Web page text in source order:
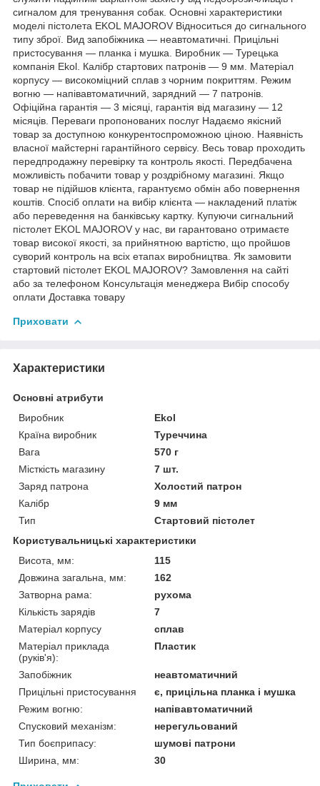
сигналом для тренування собак. Основні характеристики
моделі пістолета EKOL MAJOROV Відноситься до сигнального
типу зброї. Вид запобіжника — неавтоматичні. Прицільні
пристосування — планка і мушка. Виробник — Турецька
компанія Ekol. Калібр стартових патронів — 9 мм. Матеріал
корпусу — високоміцний сплав з чорним покриттям. Режим
вогню — напівавтоматичний, зарядний — 7 патронів.
Офіційна гарантія — 3 місяці, гарантія від магазину — 12
місяців. Переваги пропонованих послуг Надаємо якісний
товар за доступною конкурентоспроможною ціною. Наявність
власної майстерні гарантійного сервісу. Весь товар проходить
передпродажну перевірку та контроль якості. Передбачена
можливість побачити товар у роздрібному магазині. Якщо
товар не підійшов клієнта, гарантуємо обмін або повернення
коштів. Спосіб оплати на вибір клієнта — накладений платіж
або переведення на банківську картку. Купуючи сигнальний
пістолет EKOL MAJOROV у нас, ви гарантовано отримаєте
товар високої якості, за прийнятною вартістю, що пройшов
суворий контроль на всіх етапах виробництва. Як замовити
стартовий пістолет EKOL MAJOROV? Замовлення на сайті
або за телефоном Консультація менеджера Вибір способу
оплати Доставка товару
Приховати
Характеристики
Основні атрибути
Виробник
Ekol
Країна виробник
Туреччина
Вага
570 г
Місткість магазину
7 шт.
Заряд патрона
Холостий патрон
Калібр
9 мм
Тип
Стартовий пістолет
Користувальницькі характеристики
Висота, мм:
115
Довжина загальна, мм:
162
Затворна рама:
рухома
Кількість зарядів
7
Матеріал корпусу
сплав
Матеріал приклада
(руків'я):
Пластик
Запобіжник
неавтоматичний
Прицільні пристосування
є, прицільна планка і мушка
Режим вогню:
напівавтоматичний
Спусковий механізм:
нерегульований
Тип боєприпасу:
шумові патрони
Ширина, мм:
30